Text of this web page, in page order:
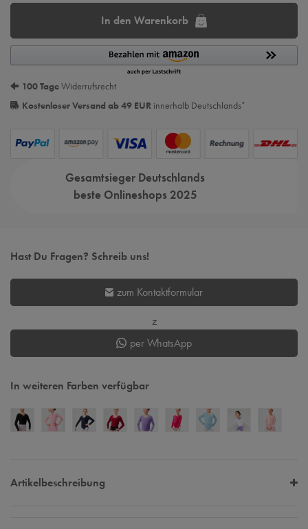
In den Warenkorb
100 TageWiderrufsrecht
Kostenloser Versand ab 49 EUR innerhalb Deutschlands*
Gesamtsieger Deutschlands
beste Onlineshops 2025
Hast Du Fragen? Schreib uns!
zum Kontaktformular
z
per WhatsApp
In weiteren Farben verfügbar
Artikelbeschreibung